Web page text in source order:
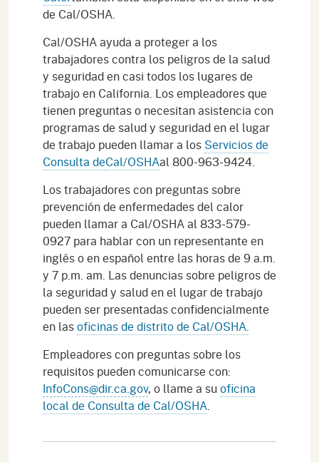
de Cal/OSHA.
Cal/OSHA ayuda a proteger a los
trabajadores contra los peligros de la salud
y seguridad en casi todos los lugares de
trabajo en California. Los empleadores que
tienen preguntas o necesitan asistencia con
programas de salud y seguridad en el lugar
de trabajo pueden llamar a los Servicios de
Consulta deCal/OSHAal 800-963-9424.
Los trabajadores con preguntas sobre
prevención de enfermedades del calor
pueden llamar a Cal/OSHA al 833-579-
0927 para hablar con un representante en
inglés o en español entre las horas de 9 a.m.
y 7 p.m. am. Las denuncias sobre peligros de
la seguridad y salud en el lugar de trabajo
pueden ser presentadas confidencialmente
en lasoficinas de distrito de Cal/OSHA.
Empleadores con preguntas sobre los
requisitos pueden comunicarse con:
InfoCons@dir.ca.gov, o llame a suoficina
local de Consulta de Cal/OSHA.